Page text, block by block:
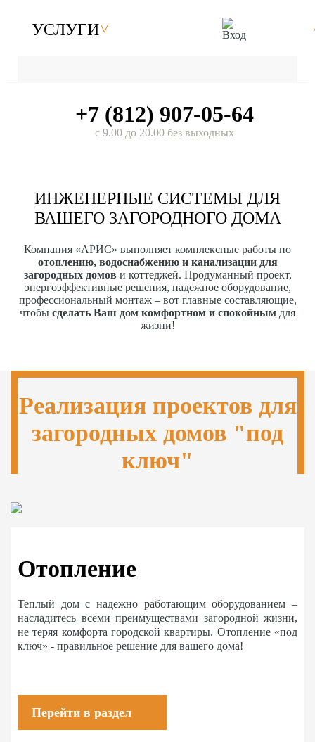
УСЛУГИ
+7 (812) 907-05-64
с 9.00 до 20.00 без выходных
ИНЖЕНЕРНЫЕ СИСТЕМЫ ДЛЯ
ВАШЕГО ЗАГОРОДНОГО ДОМА
Компания «АРИС» выполняет комплексные работы по
отоплению, водоснабжению и канализации для
загородных домов и коттеджей. Продуманный проект,
энергоэффективные решения, надежное оборудование,
профессиональный монтаж – вот главные составляющие,
чтобы сделать Ваш дом комфортном и спокойным для
жизни!
Реализация проектов для
загородных домов "под
ключ"
Отопление
Теплый дом с надежно работающим оборудованием –
насладитесь всеми преимуществами загородной жизни,
не теряя комфорта городской квартиры. Отопление «под
ключ» - правильное решение для вашего дома!
Перейти в раздел